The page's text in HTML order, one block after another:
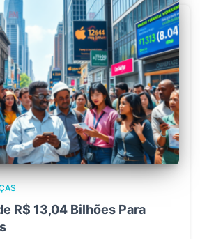
R$ 13,04 Bilhões Para